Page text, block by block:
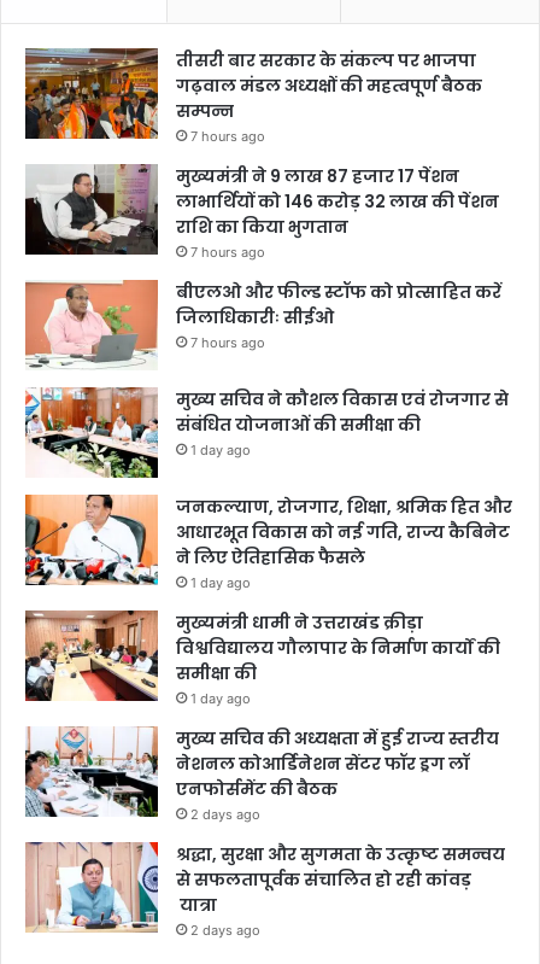
तीसरी बार सरकार के संकल्प पर भाजपा
गढ़वाल मंडल अध्यक्षों की महत्वपूर्ण बैठक
सम्पन्न
7 hours ago
मुख्यमंत्री ने 9 लाख 87 हजार 17 पेंशन
लाभार्थियों को 146 करोड़ 32 लाख की पेंशन
राशि का किया भुगतान
7 hours ago
बीएलओ और फील्ड स्टॉफ को प्रोत्साहित करें
जिलाधिकारीः सीईओ
7 hours ago
मुख्य सचिव ने कौशल विकास एवं रोजगार से
संबंधित योजनाओं की समीक्षा की
1 day ago
जनकल्याण, रोजगार, शिक्षा, श्रमिक हित और
आधारभूत विकास को नई गति, राज्य कैबिनेट
ने लिए ऐतिहासिक फैसले
1 day ago
मुख्यमंत्री धामी ने उत्तराखंड क्रीड़ा
विश्वविद्यालय गौलापार के निर्माण कार्यों की
समीक्षा की
1 day ago
मुख्य सचिव की अध्यक्षता में हुई राज्य स्तरीय
नेशनल कोआर्डिनेशन सेंटर फॉर ड्रग लॉ
एनफोर्समेंट की बैठक
2 days ago
श्रद्धा, सुरक्षा और सुगमता के उत्कृष्ट समन्वय
से सफलतापूर्वक संचालित हो रही कांवड़
यात्रा
2 days ago